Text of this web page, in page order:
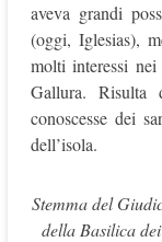
aveva grandi
(oggi, Iglesias),
molti interessi
Gallura. Risulta
conoscesse dei
dell’isola.
Stemma del
della Basilica